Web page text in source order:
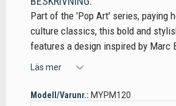
Part of the 'Pop Art' series, paying
culture classics, this bold and
features a design inspired by Marc
Läs mer
Modell/Varunr.: MYPM120